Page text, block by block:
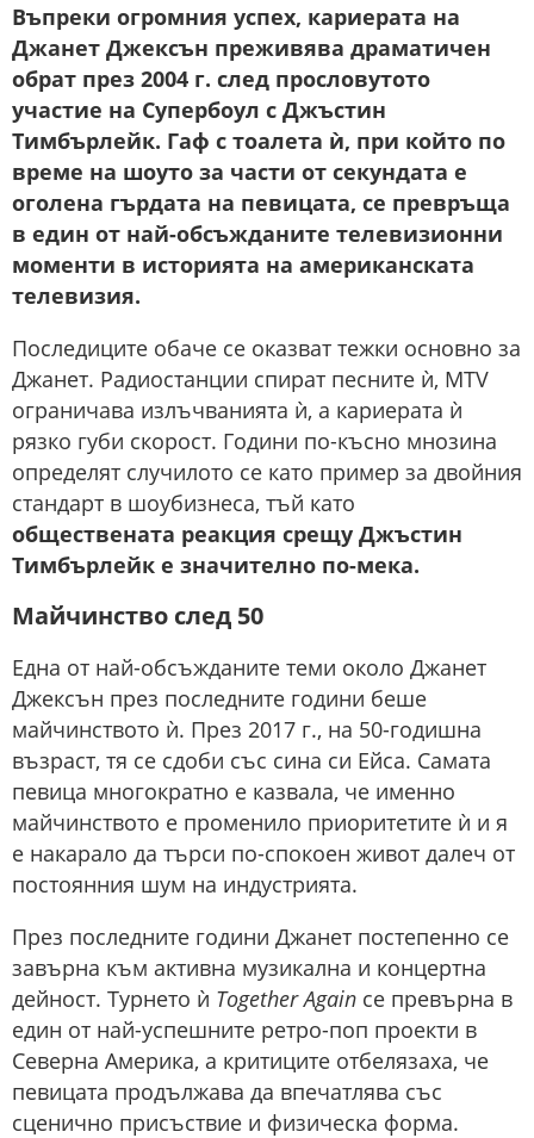
Въпреки огромния успех, кариерата на
Джанет Джексън преживява драматичен
обрат през 2004 г. след прословутото
участие на Супербоул с Джъстин
Тимбърлейк. Гаф с тоалета ѝ, при който по
време на шоуто за части от секундата е
оголена гърдата на певицата, се превръща
в един от най-обсъжданите телевизионни
моменти в историята на американската
телевизия.
Последиците обаче се оказват тежки основно за
Джанет. Радиостанции спират песните ѝ, MTV
ограничава излъчванията ѝ, а кариерата ѝ
рязко губи скорост. Години по-късно мнозина
определят случилото се като пример за двойния
стандарт в шоубизнеса, тъй като
обществената реакция срещу Джъстин
Тимбърлейк е значително по-мека.
Майчинство след 50
Една от най-обсъжданите теми около Джанет
Джексън през последните години беше
майчинството ѝ. През 2017 г., на 50-годишна
възраст, тя се сдоби със сина си Ейса. Самата
певица многократно е казвала, че именно
майчинството е променило приоритетите ѝ и я
е накарало да търси по-спокоен живот далеч от
постоянния шум на индустрията.
През последните години Джанет постепенно се
завърна към активна музикална и концертна
дейност. Турнето ѝ Together Again се превърна в
един от най-успешните ретро-поп проекти в
Северна Америка, а критиците отбелязаха, че
певицата продължава да впечатлява със
сценично присъствие и физическа форма.